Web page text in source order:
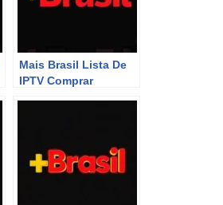
Mais Brasil Lista De
IPTV Comprar